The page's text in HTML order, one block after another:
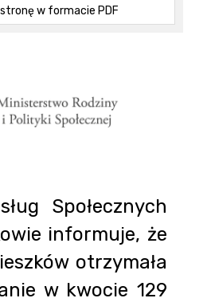
w formacie PDF
Społecznych
informuje, że
otrzymała
w kwocie 129